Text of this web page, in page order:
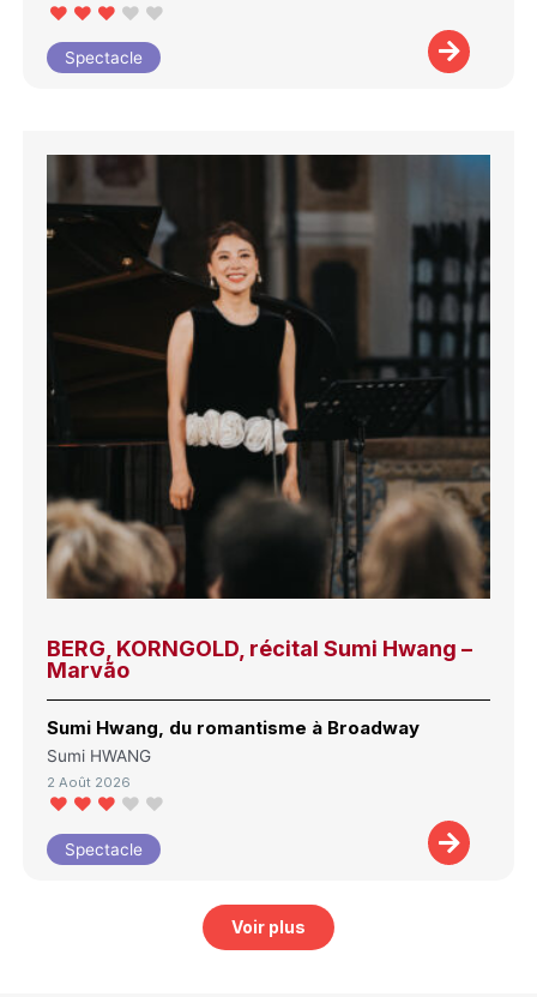
Spectacle
BERG, KORNGOLD, récital Sumi Hwang –
Marvão
Sumi Hwang, du romantisme à Broadway
Sumi HWANG
2 Août 2026
Spectacle
Voir plus